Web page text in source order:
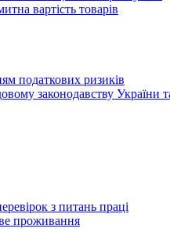
вартість товарів
податкових ризиків
законодавству
з питань праці
проживання